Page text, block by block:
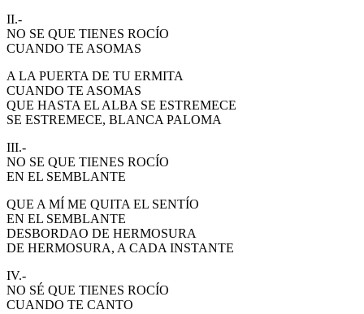
II.-
NO SE QUE TIENES ROCÍO
CUANDO TE ASOMAS
A LA PUERTA DE TU ERMITA
CUANDO TE ASOMAS
QUE HASTA EL ALBA SE ESTREMECE
SE ESTREMECE, BLANCA PALOMA
III.-
NO SE QUE TIENES ROCÍO
EN EL SEMBLANTE
QUE A MÍ ME QUITA EL SENTÍO
EN EL SEMBLANTE
DESBORDAO DE HERMOSURA
DE HERMOSURA, A CADA INSTANTE
IV.-
NO SÉ QUE TIENES ROCÍO
CUANDO TE CANTO
En el Rocío, ¿dónde me alojo?